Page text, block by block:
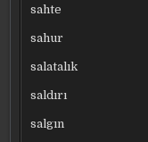
sahte
sahur
salatalık
saldırı
salgın